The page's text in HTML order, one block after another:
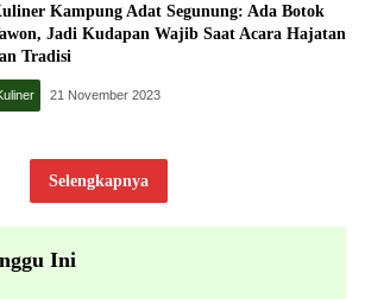
Kampung Adat Segunung: Ada Botok
Jadi Kudapan Wajib Saat Acara Hajatan
Tradisi
21 November 2023
Selengkapnya
Ini